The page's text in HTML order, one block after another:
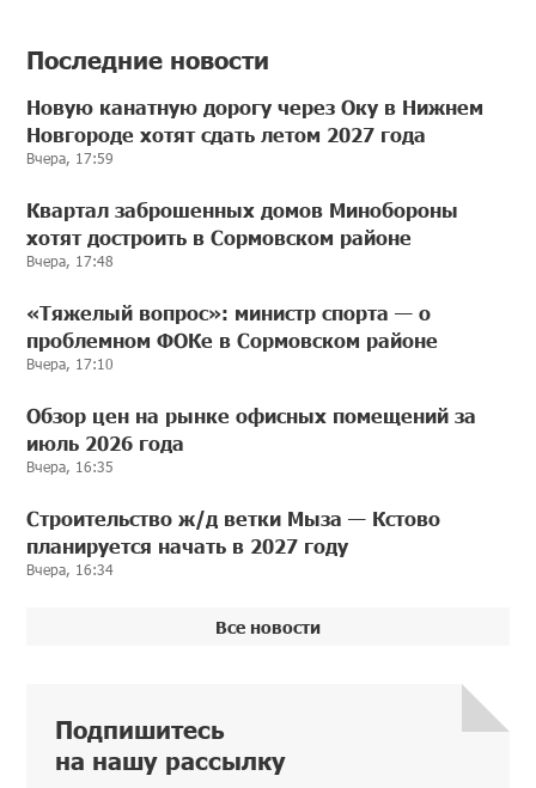
Последние новости
Новую канатную дорогу через Оку в Нижнем
Новгороде хотят сдать летом 2027 года
Вчера, 17:59
Квартал заброшенных домов Минобороны
хотят достроить в Сормовском районе
Вчера, 17:48
«Тяжелый вопрос»: министр спорта — о
проблемном ФОКе в Сормовском районе
Вчера, 17:10
Обзор цен на рынке офисных помещений за
июль 2026 года
Вчера, 16:35
Строительство ж/д ветки Мыза — Кстово
планируется начать в 2027 году
Вчера, 16:34
Все новости
Подпишитесь
на нашу рассылку